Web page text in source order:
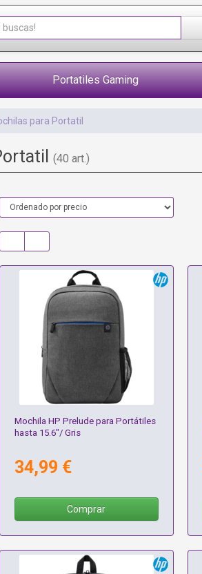
Portatiles Gaming
para Portatil
(40 art.)
Mochila HP Prelude para Portátiles
hasta 15.6"/ Gris
34,99 €
Comprar